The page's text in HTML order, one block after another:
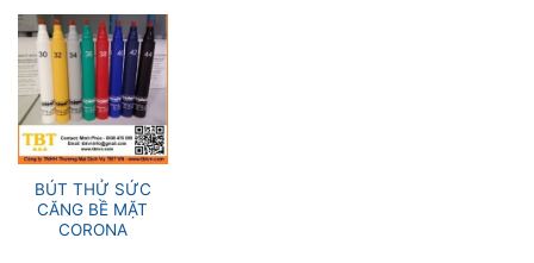
BÚT THỬ SỨC
CĂNG BỀ MẶT
CORONA